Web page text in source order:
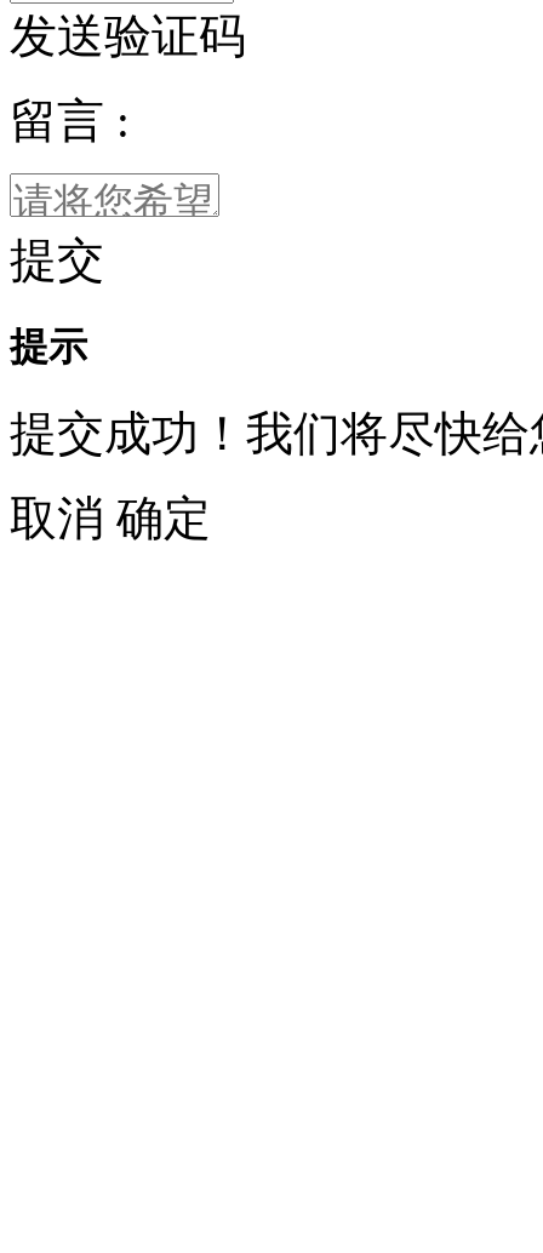
发送验证码
留言 :
提交
提示
提交成功！我们将尽快
取消 确定